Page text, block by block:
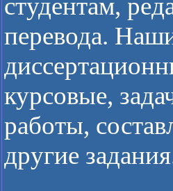
студентам,
перевода.
курсовые,
работы,
другие